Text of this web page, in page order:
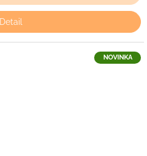
Detail
NOVINKA